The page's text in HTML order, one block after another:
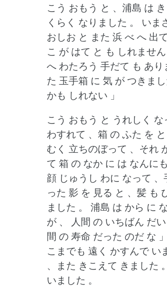
こう おもう と 、浦島 は
くらく なりました 。
いま
おしお と また 浜 べ へ 出
こ が はて と も しれません
へ わたろう 手だて も あり
た 玉手箱 に 気 が つきまし
かも しれない 」
こう おもう と うれしく
わすれて 、箱 の ふた を と
むく 立ちのぼって 、それ
て 箱 の なか に は なんに
顔 じゅうし わに なって
った 影 を 見る と 、髪 も
ました 。
浦島 は から に
が 、 人間 の いちばん だ
間 の 寿命 だった のだ な
こまでも 遠く かすんで い
、また きこえて きました 。
いました 。